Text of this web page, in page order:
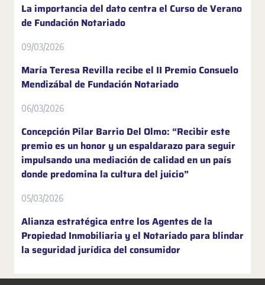
La importancia del dato centra el Curso de Verano
de Fundación Notariado
09/03/2026
María Teresa Revilla recibe el II Premio Consuelo
Mendizábal de Fundación Notariado
06/03/2026
Concepción Pilar Barrio Del Olmo: “Recibir este
premio es un honor y un espaldarazo para seguir
impulsando una mediación de calidad en un país
donde predomina la cultura del juicio”
05/03/2026
Alianza estratégica entre los Agentes de la
Propiedad Inmobiliaria y el Notariado para blindar
la seguridad jurídica del consumidor